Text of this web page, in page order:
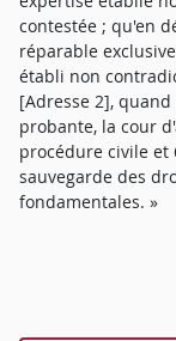
contestée ; qu'en
réparable
établi non
[Adresse 2],
probante, la cour
procédure civile et
sauvegarde des
fondamentales. »